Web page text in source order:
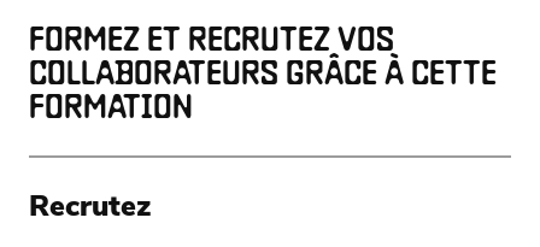
FORMEZ ET RECRUTEZ VOS
COLLABORATEURS GRÂCE À CETTE
FORMATION
Recrutez